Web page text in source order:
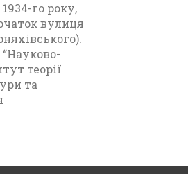
го року,
вулиця
теорії
та